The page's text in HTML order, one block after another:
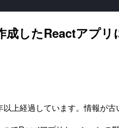
成したReactアプ
上経過しています。情報が古